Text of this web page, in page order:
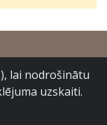
2007-2026
lai nodrošinātu
uzskaiti.